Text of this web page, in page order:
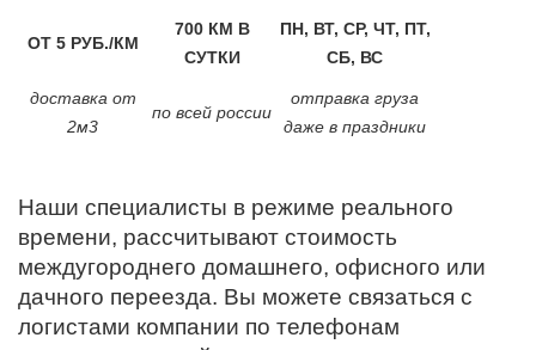
ОТ 5 РУБ./КМ
700 КМ В
СУТКИ
ПН, ВТ, СР, ЧТ, ПТ,
СБ, ВС
доставка от
2м3
по всей россии
отправка груза
даже в праздники
Наши специалисты в режиме реального
времени, рассчитывают стоимость
междугороднего домашнего, офисного или
дачного переезда. Вы можете связаться с
логистами компании по телефонам